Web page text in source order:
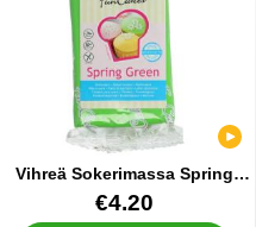
Vihreä Sokerimassa Spring
Green
Tuote.nro 10626
€4.20